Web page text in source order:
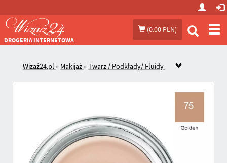
(0.00 PLN)
DROGERIA INTERNETOWA
Wizaż24.pl » Makijaż »Twarz / Podkłady/ Fluidy